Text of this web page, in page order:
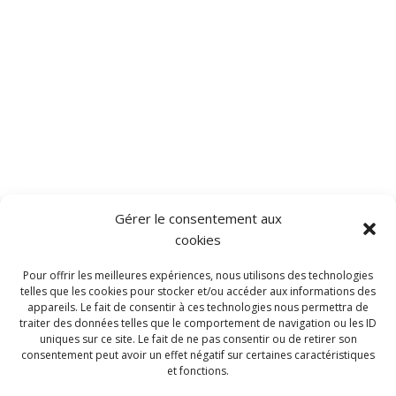
Gérer le consentement aux
cookies
Pour offrir les meilleures expériences, nous utilisons des technologies
telles que les cookies pour stocker et/ou accéder aux informations des
appareils. Le fait de consentir à ces technologies nous permettra de
traiter des données telles que le comportement de navigation ou les ID
uniques sur ce site. Le fait de ne pas consentir ou de retirer son
consentement peut avoir un effet négatif sur certaines caractéristiques
et fonctions.